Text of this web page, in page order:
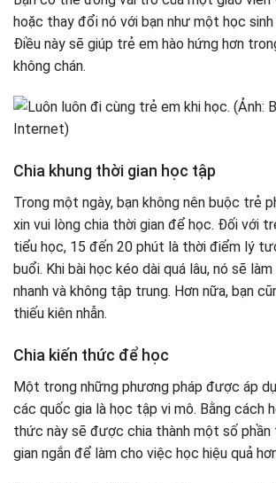
hoặc thay đổi nó với bạn như một học
Điều này sẽ giúp trẻ em hào hứng hơn
không chán.
Chia khung thời gian học tập
Trong một ngày, bạn không nên buộc trẻ
xin vui lòng chia thời gian để học. Đối với
tiểu học, 15 đến 20 phút là thời điểm lý
buổi. Khi bài học kéo dài quá lâu, nó sẽ
nhanh và không tập trung. Hơn nữa, bạn
thiếu kiên nhẫn.
Chia kiến ​​thức để học
Một trong những phương pháp được áp
các quốc gia là học tập vi mô. Bằng cách
thức này sẽ được chia thành một số
gian ngắn để làm cho việc học hiệu quả